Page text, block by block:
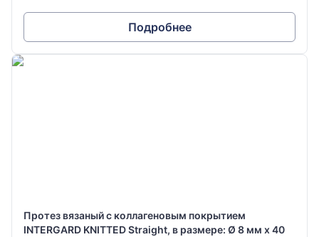
Подробнее
Протез вязаный с коллагеновым покрытием
INTERGARD KNITTED Straight, в размере: Ø 8 мм х 40